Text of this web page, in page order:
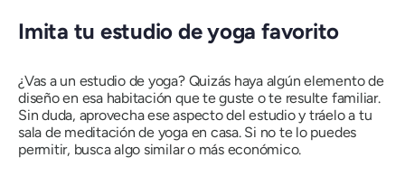
Imita tu estudio de yoga favorito
¿Vas a un estudio de yoga? Quizás haya algún elemento de
diseño en esa habitación que te guste o te resulte familiar.
Sin duda, aprovecha ese aspecto del estudio y tráelo a tu
sala de meditación de yoga en casa. Si no te lo puedes
permitir, busca algo similar o más económico.